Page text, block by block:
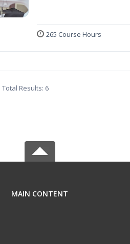
265 Course Hours
Total Results: 6
MAIN CONTENT